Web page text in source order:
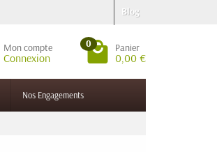
Blog
Mon compte
Connexion
0 Panier
0,00 €
Nos Engagements